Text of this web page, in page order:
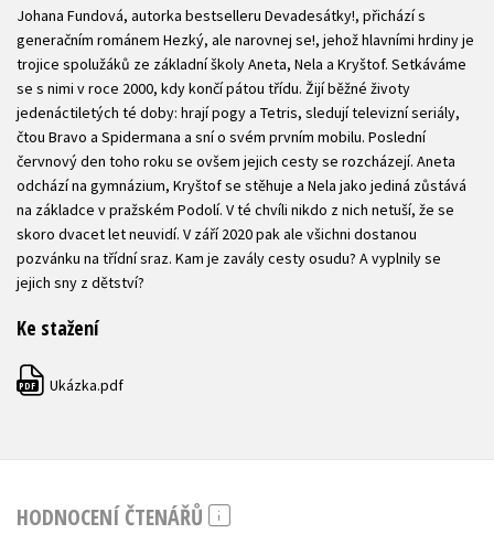
Johana Fundová, autorka bestselleru Devadesátky!, přichází s
generačním románem Hezký, ale narovnej se!, jehož hlavními hrdiny je
trojice spolužáků ze základní školy Aneta, Nela a Kryštof. Setkáváme
se s nimi v roce 2000, kdy končí pátou třídu. Žijí běžné životy
jedenáctiletých té doby: hrají pogy a Tetris, sledují televizní seriály,
čtou Bravo a Spidermana a sní o svém prvním mobilu. Poslední
červnový den toho roku se ovšem jejich cesty se rozcházejí. Aneta
odchází na gymnázium, Kryštof se stěhuje a Nela jako jediná zůstává
na základce v pražském Podolí. V té chvíli nikdo z nich netuší, že se
skoro dvacet let neuvidí. V září 2020 pak ale všichni dostanou
pozvánku na třídní sraz. Kam je zavály cesty osudu? A vyplnily se
jejich sny z dětství?
Ke stažení
PDF Ukázka.pdf
HODNOCENÍ ČTENÁŘŮ